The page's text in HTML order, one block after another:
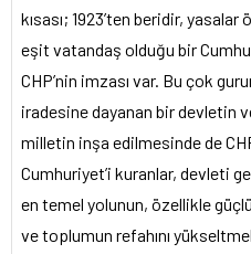
kısası; 1923’ten beridir,
eşit vatandaş olduğu bir
CHP’nin imzası var. Bu çok
iradesine dayanan bir devletin
milletin inşa edilmesinde de
Cumhuriyet’i kuranlar, devleti
en temel yolunun, özellikle
ve toplumun refahını